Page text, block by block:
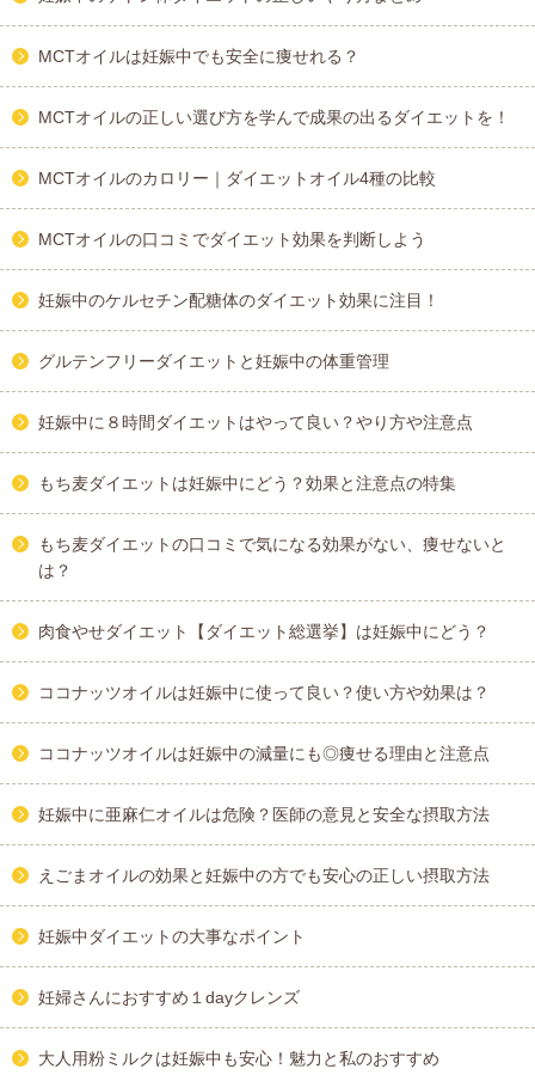
MCTオイルは妊娠中でも安全に痩せれる？
MCTオイルの正しい選び方を学んで成果の出るダイエットを！
MCTオイルのカロリー｜ダイエットオイル4種の比較
MCTオイルの口コミでダイエット効果を判断しよう
妊娠中のケルセチン配糖体のダイエット効果に注目！
グルテンフリーダイエットと妊娠中の体重管理
妊娠中に８時間ダイエットはやって良い？やり方や注意点
もち麦ダイエットは妊娠中にどう？効果と注意点の特集
もち麦ダイエットの口コミで気になる効果がない、痩せないと
は？
肉食やせダイエット【ダイエット総選挙】は妊娠中にどう？
ココナッツオイルは妊娠中に使って良い？使い方や効果は？
ココナッツオイルは妊娠中の減量にも◎痩せる理由と注意点
妊娠中に亜麻仁オイルは危険？医師の意見と安全な摂取方法
えごまオイルの効果と妊娠中の方でも安心の正しい摂取方法
妊娠中ダイエットの大事なポイント
妊婦さんにおすすめ１dayクレンズ
大人用粉ミルクは妊娠中も安心！魅力と私のおすすめ